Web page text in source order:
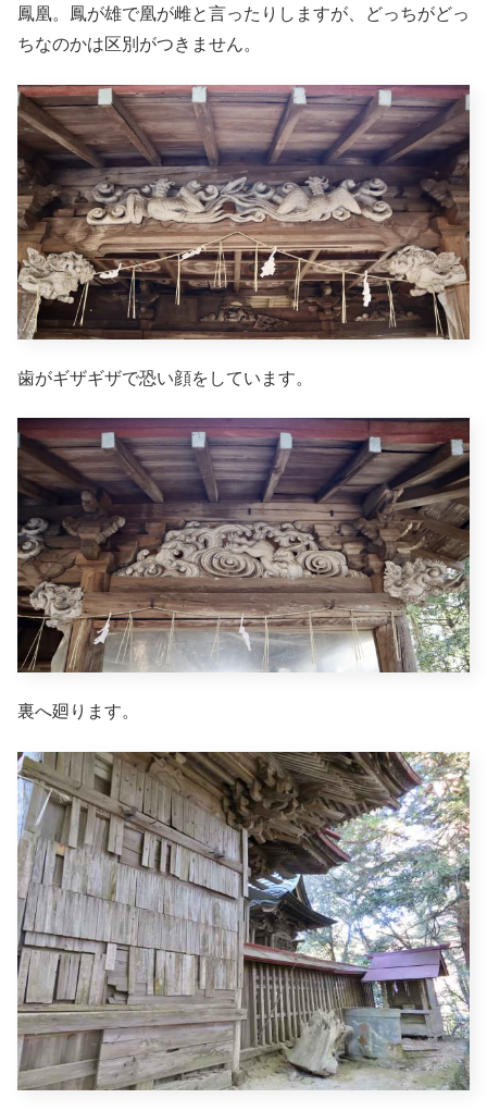
鳳凰。鳳が雄で凰が雌と言ったりしますが、どっちがどっ
ちなのかは区別がつきません。
歯がギザギザで恐い顔をしています。
裏へ廻ります。